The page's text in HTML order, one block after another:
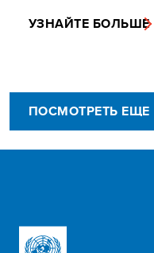
УЗНАЙТЕ БОЛЬШЕ
ПОСМОТРЕТЬ ЕЩЕ